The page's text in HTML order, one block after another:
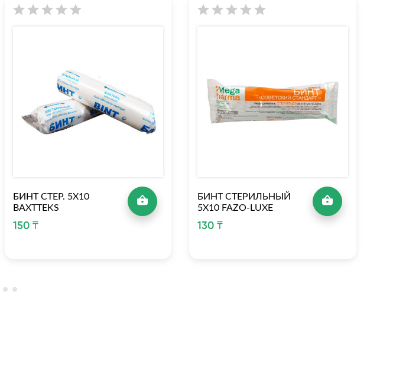
БИНТ СТЕР. 5Х10
BAXTTEKS
150 ₸
БИНТ СТЕРИЛЬНЫЙ
5Х10 FAZO-LUXE
130 ₸